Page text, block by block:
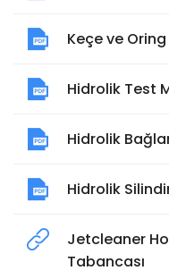
Keçe ve
Hidrolik Test
Hidrolik
Hidrolik
Jetcleaner
Tabancası